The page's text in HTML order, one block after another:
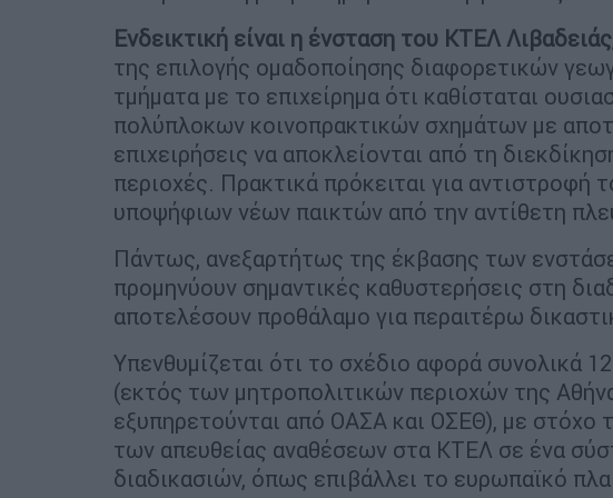
Ενδεικτική είναι η ένσταση του ΚΤΕΛ
της επιλογής ομαδοποίησης διαφορετικών
τμήματα με το επιχείρημα ότι καθίσταται
πολύπλοκων κοινοπρακτικών σχημάτων με
επιχειρήσεις να αποκλείονται από τη
περιοχές. Πρακτικά πρόκειται για αντιστροφή
υποψήφιων νέων παικτών από την αντίθετη
Πάντως, ανεξαρτήτως της έκβασης των
προμηνύουν σημαντικές καθυστερήσεις στη
αποτελέσουν προθάλαμο για περαιτέρω
Υπενθυμίζεται ότι το σχέδιο αφορά συνολικά
(εκτός των μητροπολιτικών περιοχών της
εξυπηρετούνται από ΟΑΣΑ και ΟΣΕΘ), με στόχο
των απευθείας αναθέσεων στα ΚΤΕΛ σε ένα
διαδικασιών, όπως επιβάλλει το ευρωπαϊκό